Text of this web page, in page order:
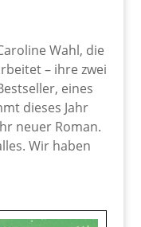
Wahl, die
– ihre zwei
eines
dieses Jahr
neuer Roman.
Wir haben